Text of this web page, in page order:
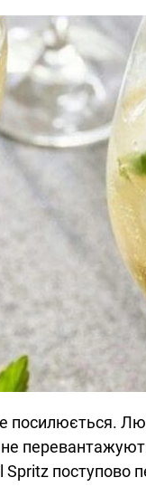
посилюється.
поступово